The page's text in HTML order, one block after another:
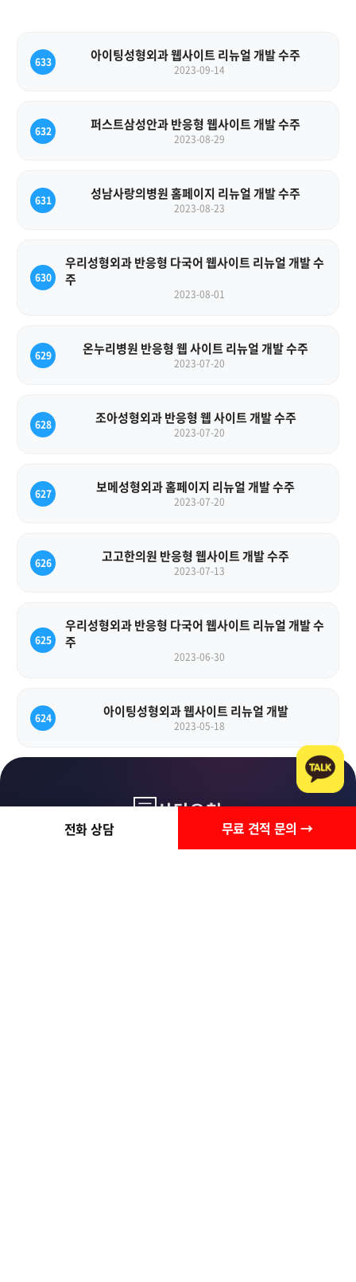
633 아이팅성형외과 웹사이트 리뉴얼 개발 수주
2023-09-14
632 퍼스트삼성안과 반응형 웹사이트 개발 수주
2023-08-29
631 성남사랑의병원 홈페이지 리뉴얼 개발 수주
2023-08-23
630
우리성형외과 반응형 다국어 웹사이트 리뉴얼 개발 수
주
2023-08-01
629 온누리병원 반응형 웹 사이트 리뉴얼 개발 수주
2023-07-20
628 조아성형외과 반응형 웹 사이트 개발 수주
2023-07-20
627 보메성형외과 홈페이지 리뉴얼 개발 수주
2023-07-20
626 고고한의원 반응형 웹사이트 개발 수주
2023-07-13
625
우리성형외과 반응형 다국어 웹사이트 리뉴얼 개발 수
주
2023-06-30
624 아이팅성형외과 웹사이트 리뉴얼 개발
2023-05-18
상담요청
전화 상담 무료 견적 문의 →